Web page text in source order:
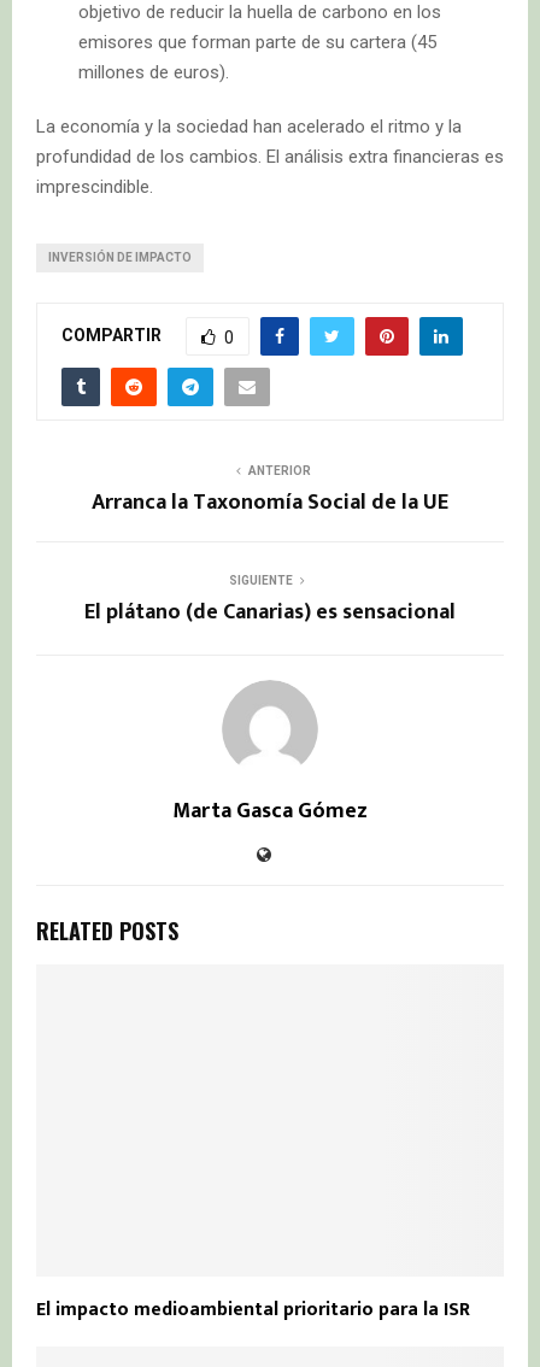
objetivo de reducir la huella de carbono en los
emisores que forman parte de su cartera (45
millones de euros).
La economía y la sociedad han acelerado el ritmo y la
profundidad de los cambios. El análisis extra financieras es
imprescindible.
INVERSIÓN DE IMPACTO
COMPARTIR 0
ANTERIOR
Arranca la Taxonomía Social de la UE
SIGUIENTE
El plátano (de Canarias) es sensacional
Marta Gasca Gómez
RELATED POSTS
El impacto medioambiental prioritario para la ISR